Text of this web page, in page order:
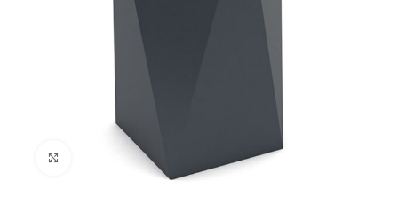
Kliknij aby powiększyć